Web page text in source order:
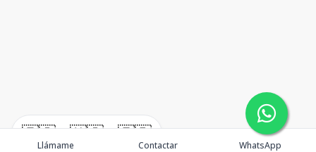
🇪🇸 🇺🇸 🇫🇷
Llámame Contactar WhatsApp